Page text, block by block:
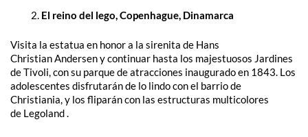
El reino del lego, Copenhague, Dinamarca
Visita la estatua en honor a la sirenita de Hans
Christian Andersen y continuar hasta los majestuosos Jardines
de Tivoli, con su parque de atracciones inaugurado en 1843. Los
adolescentes disfrutarán de lo lindo con el barrio de
Christiania, y los fliparán con las estructuras multicolores
de Legoland .